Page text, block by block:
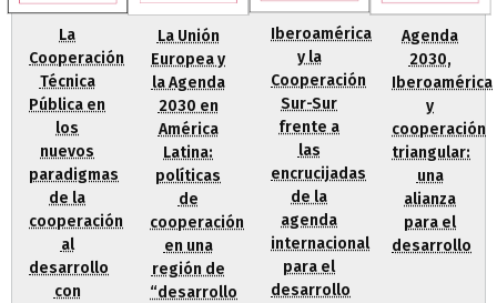
La
Cooperación
Técnica
Pública en
los
nuevos
paradigmas
de la
cooperación
al
desarrollo
con
La Unión
Europea y
la Agenda
2030 en
América
Latina:
políticas
de
cooperación
en una
región de
“desarrollo
Iberoamérica
y la
Cooperación
Sur-Sur
frente a
las
encrucijadas
de la
agenda
internacional
para el
desarrollo
Agenda
2030,
Iberoamérica
y
cooperación
triangular:
una
alianza
para el
desarrollo